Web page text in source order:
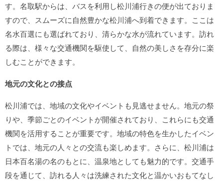
す。名取駅からは、バスを利用し松川浦行きの便が出ておりま
すので、スムーズに自然豊かな松川浦へ到着できます。ここは
名水百選にも選ばれており、清らかな水が流れています。訪れ
る際は、様々な交通機関を駆使して、自然の美しさを存分に楽
しむことができます。
地元の文化との接点
松川浦では、地域の文化やイベントも見逃せません。地元の祭
りや、季節ごとのイベントが開催されており、これらにも交通
機関を活用することが重要です。地域の特色を生かしたイベン
トでは、地元の人々との交流も楽しめます。さらに、松川浦は
日本百名湯の名のもとに、温泉地としても魅力的です。交通手
段を通じて、訪れる人々は洗練された文化と温かいおもてなし